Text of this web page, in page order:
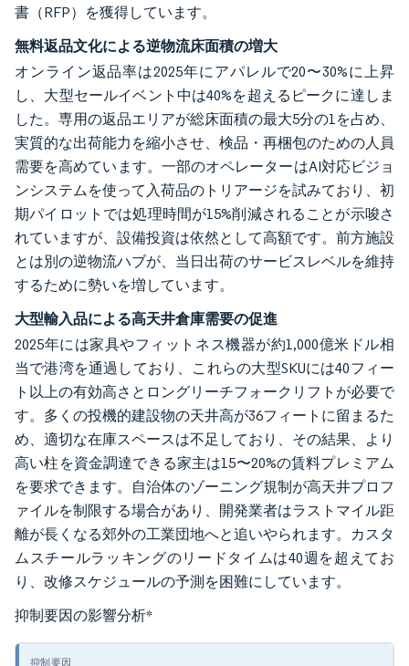
書（RFP）を獲得しています。
無料返品文化による逆物流床面積の増大
オンライン返品率は2025年にアパレルで20〜30%に上昇
し、大型セールイベント中は40%を超えるピークに達しま
した。専用の返品エリアが総床面積の最大5分の1を占め、
実質的な出荷能力を縮小させ、検品・再梱包のための人員
需要を高めています。一部のオペレーターはAI対応ビジョ
ンシステムを使って入荷品のトリアージを試みており、初
期パイロットでは処理時間が15%削減されることが示唆さ
れていますが、設備投資は依然として高額です。前方施設
とは別の逆物流ハブが、当日出荷のサービスレベルを維持
するために勢いを増しています。
大型輸入品による高天井倉庫需要の促進
2025年には家具やフィットネス機器が約1,000億米ドル相
当で港湾を通過しており、これらの大型SKUには40フィー
ト以上の有効高さとロングリーチフォークリフトが必要で
す。多くの投機的建設物の天井高が36フィートに留まるた
め、適切な在庫スペースは不足しており、その結果、より
高い柱を資金調達できる家主は15〜20%の賃料プレミアム
を要求できます。自治体のゾーニング規制が高天井プロフ
ァイルを制限する場合があり、開発業者はラストマイル距
離が長くなる郊外の工業団地へと追いやられます。カスタ
ムスチールラッキングのリードタイムは40週を超えてお
り、改修スケジュールの予測を困難にしています。
抑制要因の影響分析*